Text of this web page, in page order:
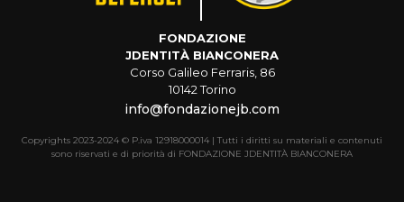
FONDAZIONE
JDENTITÀ BIANCONERA
Corso Galileo Ferraris, 86
10142 Torino
info@fondazionejb.com
Copyrights 2023-2024 © P.iva 12918000014 | Tutti i diritti su materiali e contenuti
sono riservati e di priorità di FONDAZIONE JDENTITÀ BIANCONERA